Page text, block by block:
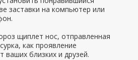
заставки на компьютер или
щиплет нос, отправленная
как проявление
ваших близких и друзей.